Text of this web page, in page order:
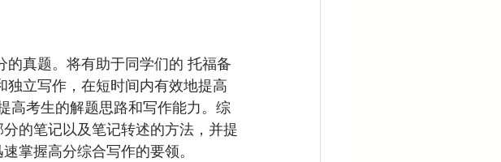
立写作，在短时间内有效地提高
高考生的解题思路和写作能力。综
的笔记以及笔记转述的方法，并提
掌握高分综合写作的要领。